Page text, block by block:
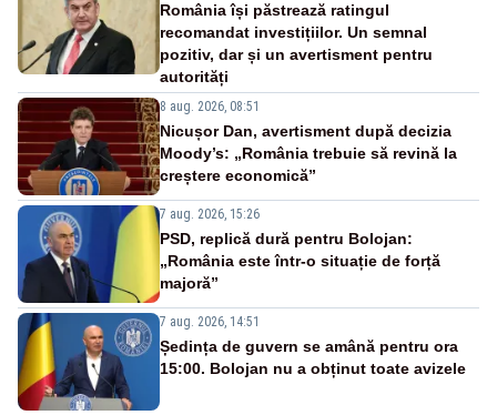
România își păstrează ratingul
recomandat investițiilor. Un semnal
pozitiv, dar și un avertisment pentru
autorități
8 aug. 2026, 08:51
Nicușor Dan, avertisment după decizia
Moody’s: „România trebuie să revină la
creștere economică”
7 aug. 2026, 15:26
PSD, replică dură pentru Bolojan:
„România este într-o situație de forță
majoră”
7 aug. 2026, 14:51
Ședința de guvern se amână pentru ora
15:00. Bolojan nu a obținut toate avizele